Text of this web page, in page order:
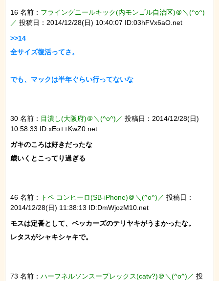
16 名前： フライングニールキック(内モンゴル自治区)＠＼(^o^)
／ 投稿日：2014/12/28(日) 10:40:07 ID:03hFVx6aO.net
>>14
全サイズ復活ってさ。
30 名前： 目潰し(大阪府)＠＼(^o^)／ 投稿日：2014/12/28(日)
10:58:33 ID:xEo++KwZ0.net
ガキのころは好きだったな
歳いくとこってり過ぎる
46 名前： トペ コンヒーロ(SB-iPhone)＠＼(^o^)／ 投稿日：
2014/12/28(日) 11:38:13 ID:DmWjozM10.net
モスは定番として、ベッカーズのテリヤキがうまかったな。
レタスがシャキシャキで。
73 名前： ハーフネルソンスープレックス(catv?)＠＼(^o^)／ 投